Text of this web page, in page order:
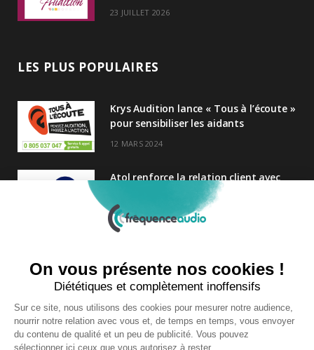
23 JUILLET 2026
LES PLUS POPULAIRES
Krys Audition lance « Tous à l’écoute »
pour sensibiliser les aidants
12 MARS 2024
Atol renforce la relation client avec
une nouvelle campagne axée sur la
satisfaction
25 FÉVRIER 2025
Audition Conseil
27 MARS 2024